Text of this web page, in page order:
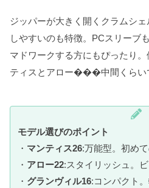
ジッパーが大きく開くクラムシ
しやすいのも特徴。PCスリーブ
マドワークする方にもぴったり
ティスとアロー���中間くらい
モデル選びのポイント
・ マンティス26:万能型。初め
・ アロー22:スタイリッシュ。
・ グランヴィル16:コンパクト